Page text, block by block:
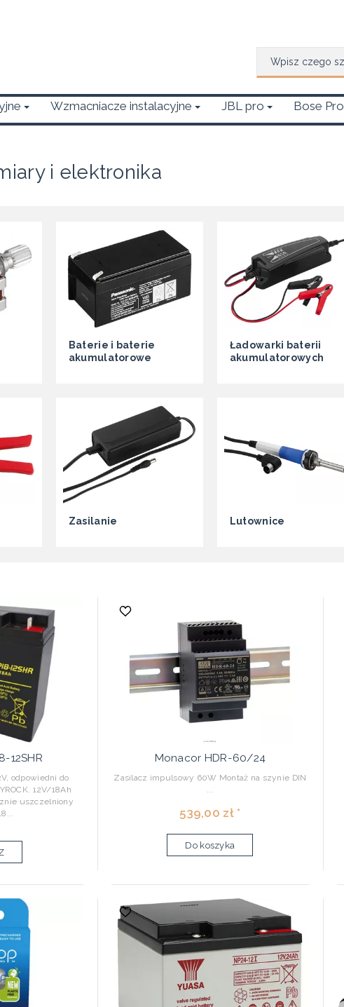
Wzmacniacze instalacyjne JBL pro Bose Pro
i elektronika
Baterie i baterie
akumulatorowe
Ładowarki baterii
akumulatorowych
Zasilanie Lutownice
12SHR
odpowiedni do
12V/18Ah
uszczelniony
Monacor HDR-60/24
Zasilacz impulsowy 60W Montaż na szynie DIN
...
539,00 zł *
Do koszyka